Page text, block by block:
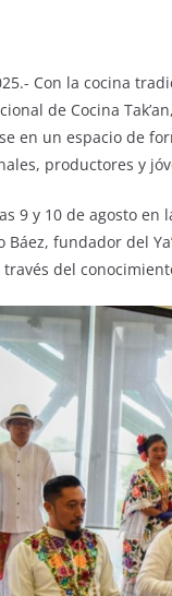
Con la cocina
de Cocina
en un espacio de
productores y
9 y 10 de agosto
fundador del
del